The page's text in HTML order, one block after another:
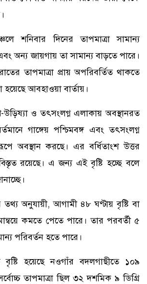
শনিবার দিনের তাপমাত্রা সামান্য
অন্য জায়গায় তা সামান্য বাড়তে পারে।
তাপমাত্রা প্রায় অপরিবর্তিত থাকতে
আবহাওয়া বার্তায়।
উড়িষ্যা ও তৎসংলগ্ন এলাকায় অবস্থানরত
গাঙ্গেয় পশ্চিমবঙ্গ এবং তৎসংলগ্ন
অবস্থান করছে। এর বর্ধিতাংশ উত্তর
রয়েছে। এ জন্য এই বৃষ্টি হচ্ছে বলে
অনুযায়ী, আগামী ৪৮ ঘণ্টায় বৃষ্টি বা
কমতে পেতে পারে। তার পরবর্তী ৫
পরিবর্তন হতে পারে।
বৃষ্টি হয়েছে নওগাঁর বদলগাছীতে ১০৯
তাপমাত্রা ছিল ৩২ দশমিক ৯ ডিগ্রি